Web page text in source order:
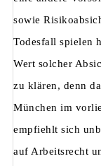
sowie
Todesfall spielen
Wert solcher
zu klären, denn
München im
empfiehlt sich
auf Arbeitsrecht